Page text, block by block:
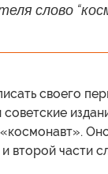
слово
своего
второй части